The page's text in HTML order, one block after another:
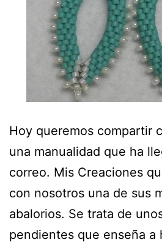
Hoy queremos compartir
una manualidad que ha
correo. Mis Creaciones
con nosotros una de sus
abalorios. Se trata de
pendientes que enseña a